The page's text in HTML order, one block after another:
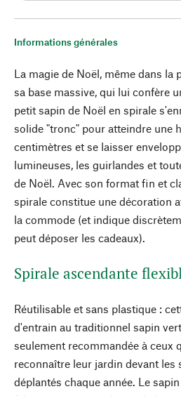
Informations générales
La magie de Noël, même dans la
sa base massive, qui lui confère
petit sapin de Noël en spirale
solide "tronc" pour atteindre une
centimètres et se laisser
lumineuses, les guirlandes et
de Noël. Avec son format fin et
spirale constitue une décoration
la commode (et indique
peut déposer les cadeaux).
Spirale ascendante
Réutilisable et sans plastique :
d'entrain au traditionnel sapin
seulement recommandée à ceux
reconnaître leur jardin devant les
déplantés chaque année. Le